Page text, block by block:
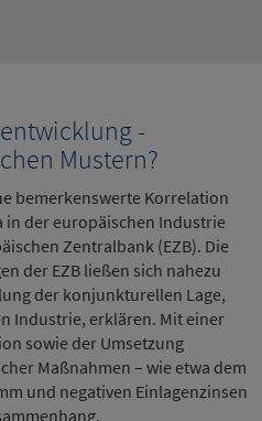
-
Mustern?
bemerkenswerte Korrelation
in der europäischen Industrie
Zentralbank (EZB). Die
der EZB ließen sich nahezu
der konjunkturellen Lage,
Industrie, erklären. Mit einer
sowie der Umsetzung
Maßnahmen – wie etwa dem
und negativen Einlagenzinsen